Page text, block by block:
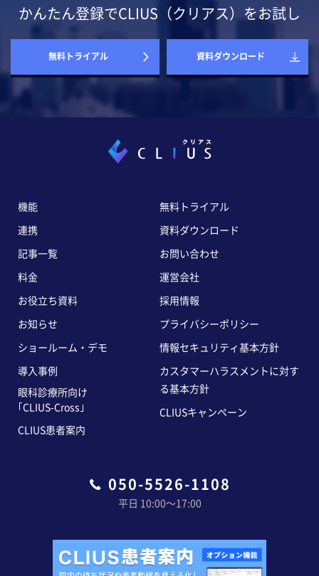
かんたん登録でCLIUS（クリアス）をお試し
無料トライアル 資料ダウンロード
050-5526-1108
平日 10:00〜17:00
機能
連携
記事一覧
料金
お役立ち資料
お知らせ
ショールーム・デモ
導入事例
眼科診療所向け
｢CLIUS-Cross｣
CLIUS患者案内
無料トライアル
資料ダウンロード
お問い合わせ
運営会社
採用情報
プライバシーポリシー
情報セキュリティ基本方針
カスタマーハラスメントに対す
る基本方針
CLIUSキャンペーン